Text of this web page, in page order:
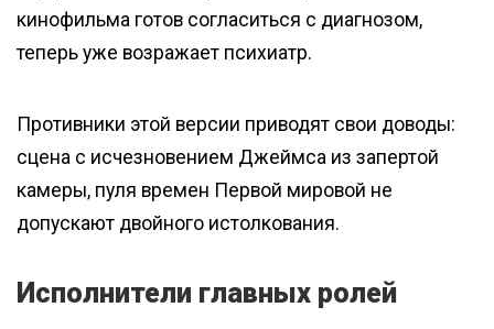
кинофильма готов согласиться с диагнозом,
теперь уже возражает психиатр.
Противники этой версии приводят свои доводы:
сцена с исчезновением Джеймса из запертой
камеры, пуля времен Первой мировой не
допускают двойного истолкования.
Исполнители главных ролей